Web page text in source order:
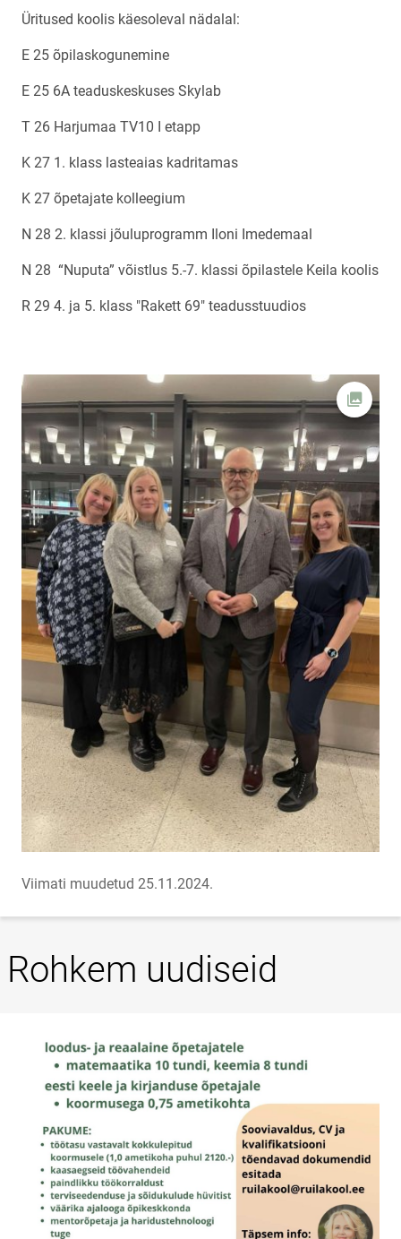
Üritused koolis käesoleval nädalal:
E 25 õpilaskogunemine
E 25 6A teaduskeskuses Skylab
T 26 Harjumaa TV10 I etapp
K 27 1. klass lasteaias kadritamas
K 27 õpetajate kolleegium
N 28 2. klassi jõuluprogramm Iloni Imedemaal
N 28 “Nuputa” võistlus 5.-7. klassi õpilastele Keila koolis
R 29 4. ja 5. klass "Rakett 69" teadusstuudios
Ava
Viimati muudetud 25.11.2024.
Rohkem uudiseid